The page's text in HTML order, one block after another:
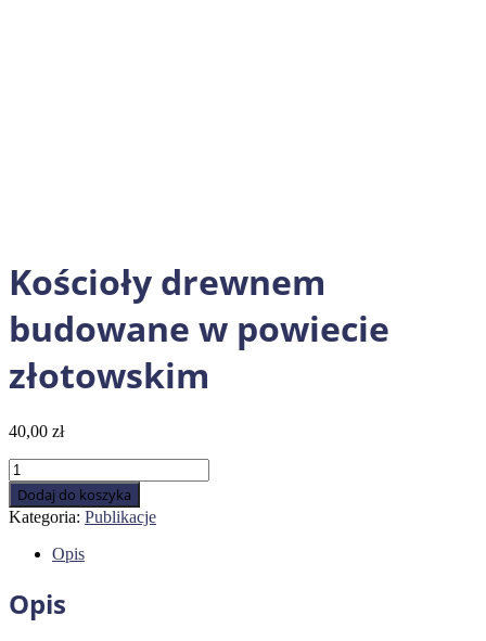
Kościoły drewnem
budowane w powiecie
złotowskim
40,00 zł
ilość
Kościoły
drewnem
budowane
powiecie
Dodaj do koszyka
Kategoria: Publikacje
Opis
Opis